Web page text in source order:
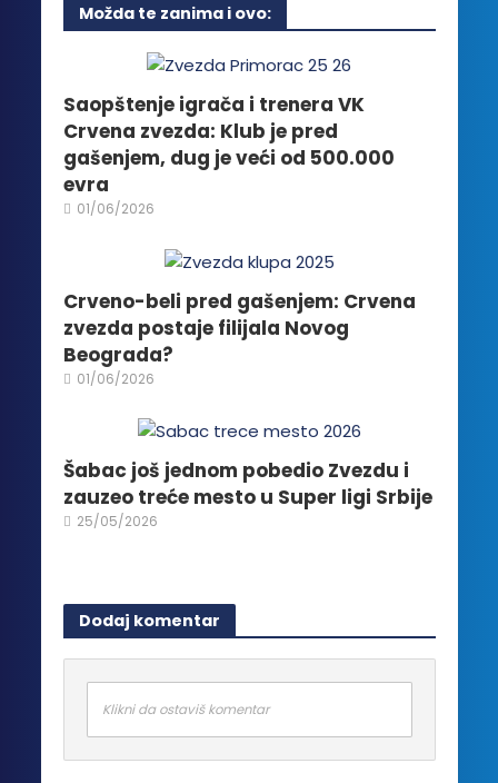
varijanti.
Opcije
mogu
biti
izabrane
na
stranici
proizvoda.
Možda te zanima i ovo:
Saopštenje igrača i trenera VK
Crvena zvezda: Klub je pred
gašenjem, dug je veći od 500.000
evra
01/06/2026
Crveno-beli pred gašenjem: Crvena
zvezda postaje filijala Novog
Beograda?
01/06/2026
Šabac još jednom pobedio Zvezdu i
zauzeo treće mesto u Super ligi Srbije
25/05/2026
Dodaj komentar
Klikni da ostaviš komentar